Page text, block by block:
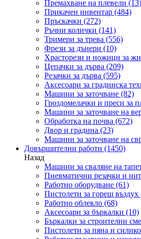
Премахване на плевели (13)
Прикачен инвентар (484)
Пръскачки (272)
Ръчни колички (141)
Тримери за трева (556)
Фрези за дънери (10)
Храсторези и ножици за
Цепачки за дърва (209)
Резачки за дърва (595)
Аксесоари за градинска
Машини за заточване (82)
Гроздомелачки и преси за
Машини за заточване на
Обработка на почва (672)
Двор и градина (23)
Машини за заточване на
Довършителни работи (1450)
Назад
Машини за сваляне на
Пневматични резачки и
Работно оборудване (61)
Пистолети за горещ въздух
Работно облекло (68)
Аксесоари за бъркалки (10)
Бъркалки за строителни
Пистолети за пяна и